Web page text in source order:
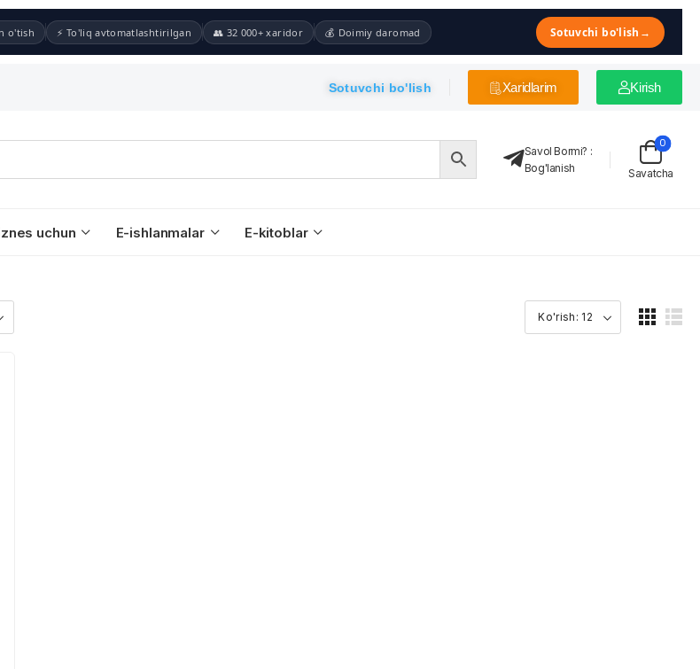
o'tish ⚡ To'liq avtomatlashtirilgan 👥 32 000+ xaridor 💰 Doimiy daromad Sotuvchi bo'lish →
Sotuvchi bo'lish Xaridlarim Kirish
Savol Bormi? :
Bog'lanish
Savatcha
0
uchun E-ishlanmalar E-kitoblar